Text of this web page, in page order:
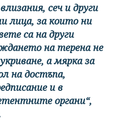
сеч и други
лица, за които ни
са на други
на терена не
а мярка за
на достъпа,
и в
органи“,